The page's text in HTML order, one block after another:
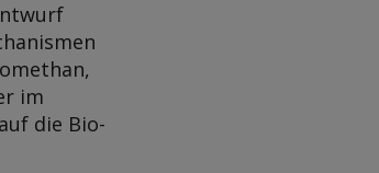
im
die Bio-